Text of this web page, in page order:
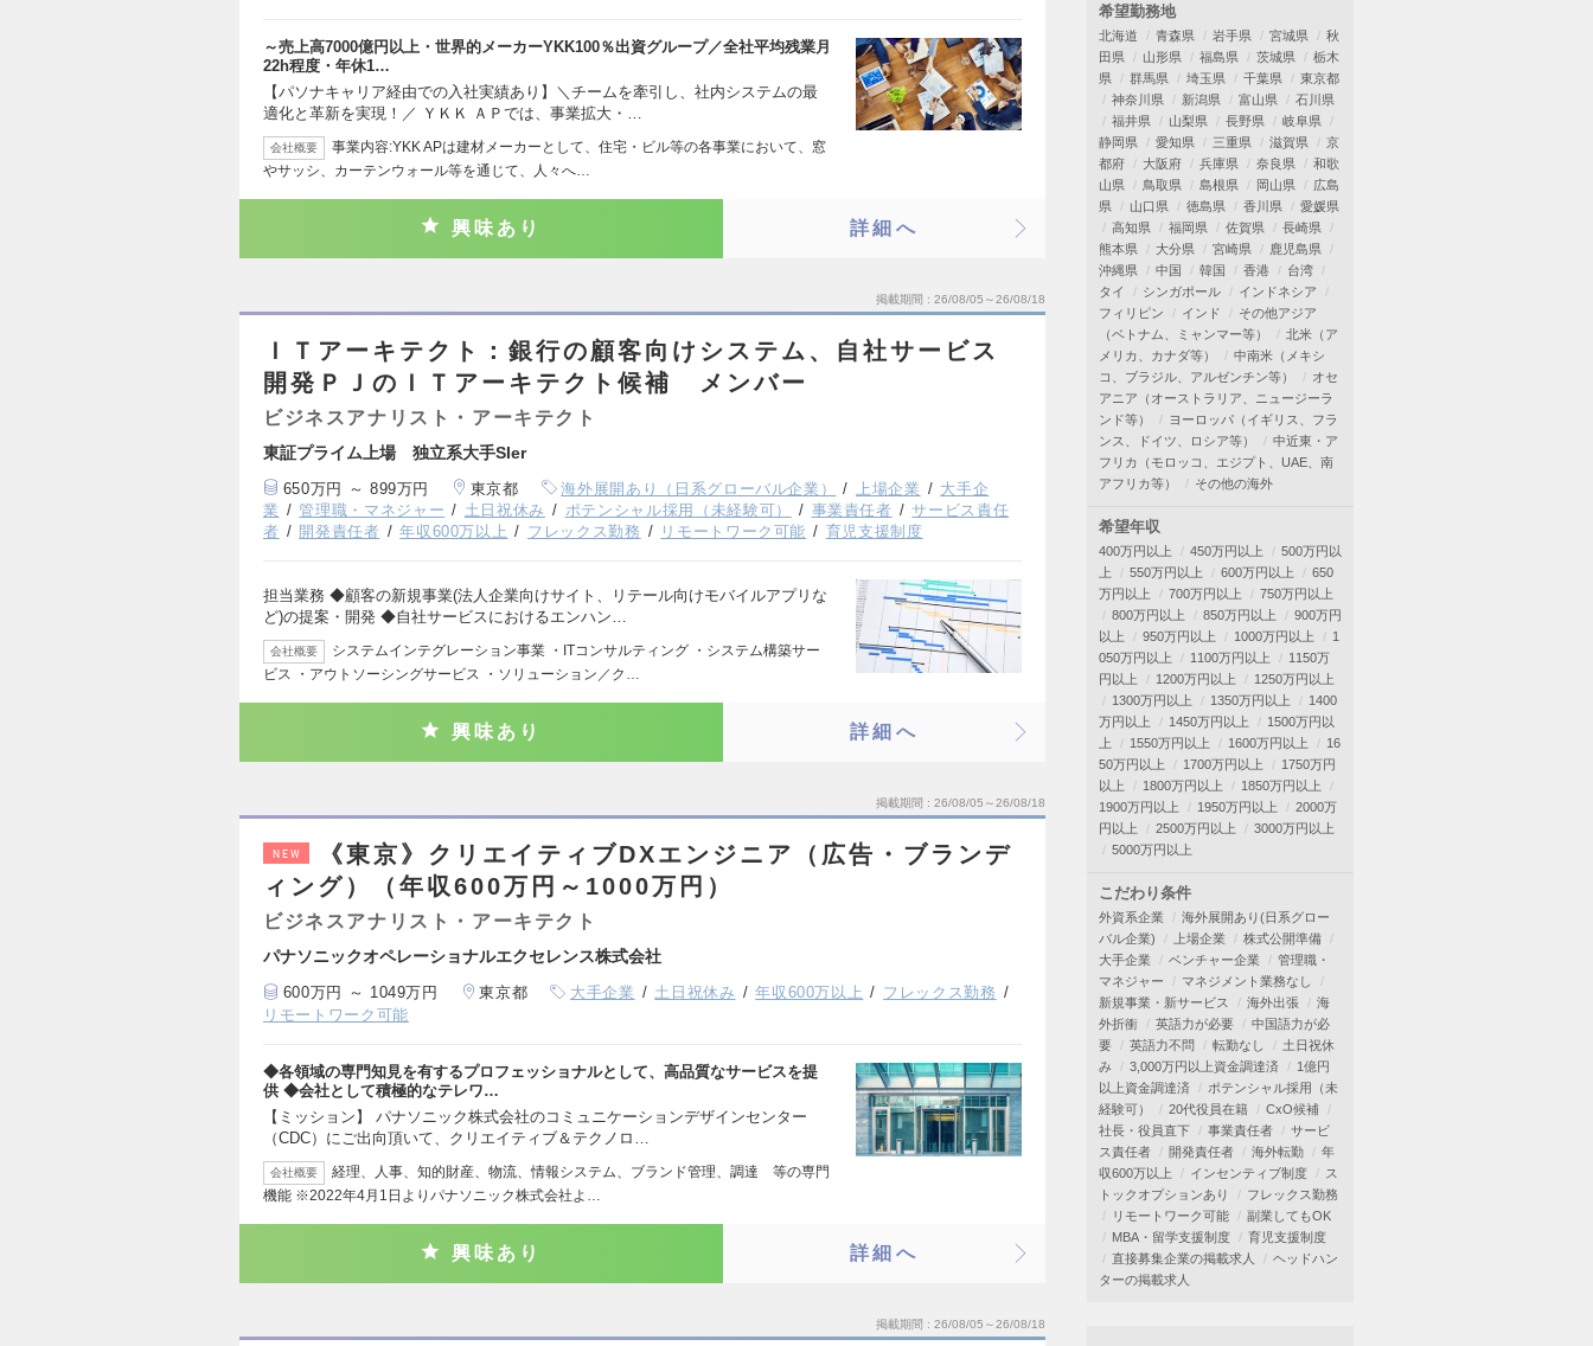
～売上高7000億円以上・世界的メーカーYKK100％出資グループ／全社平均残業月
22h程度・年休1…
【パソナキャリア経由での入社実績あり】＼チームを牽引し、社内システムの最
適化と革新を実現！／ ＹＫＫ ＡＰでは、事業拡大・…
会社概要
事業内容:YKK APは建材メーカーとして、住宅・ビル等の各事業において、窓
やサッシ、カーテンウォール等を通じて、人々へ…
興味あり 詳細へ
掲載期間 26/08/05～26/08/18
ＩＴアーキテクト：銀行の顧客向けシステム、自社サービス
開発ＰＪのＩＴアーキテクト候補 メンバー
ビジネスアナリスト・アーキテクト
東証プライム上場 独立系大手SIer
650万円 ～ 899万円 東京都 海外展開あり（日系グローバル企業） 上場企業
大手企
業
管理職・マネジャー 土日祝休み ポテンシャル採用（未経験可） 事業責任者
サービス責任
者
開発責任者 年収600万以上 フレックス勤務 リモートワーク可能 育児支援制度
担当業務 ◆顧客の新規事業(法人企業向けサイト、リテール向けモバイルアプリな
ど)の提案・開発 ◆自社サービスにおけるエンハン…
会社概要
システムインテグレーション事業 ・ITコンサルティング ・システム構築サー
ビス ・アウトソーシングサービス ・ソリューション／ク…
興味あり 詳細へ
掲載期間 26/08/05～26/08/18
NEW
《東京》クリエイティブDXエンジニア（広告・ブランデ
ィング）（年収600万円～1000万円）
ビジネスアナリスト・アーキテクト
パナソニックオペレーショナルエクセレンス株式会社
600万円 ～ 1049万円 東京都 大手企業 土日祝休み 年収600万以上
フレックス勤務
リモートワーク可能
◆各領域の専門知見を有するプロフェッショナルとして、高品質なサービスを提
供 ◆会社として積極的なテレワ…
【ミッション】 パナソニック株式会社のコミュニケーションデザインセンター
（CDC）にご出向頂いて、クリエイティブ＆テクノロ…
会社概要
経理、人事、知的財産、物流、情報システム、ブランド管理、調達 等の専門
機能 ※2022年4月1日よりパナソニック株式会社よ…
興味あり 詳細へ
掲載期間 26/08/05～26/08/18
希望勤務地
北海道 青森県 岩手県 宮城県
秋
田県
山形県 福島県 茨城県
栃木
県
群馬県 埼玉県 千葉県
東京都
神奈川県
新潟県 富山県
石川県
福井県
山梨県 長野県
岐阜県
静岡県
愛知県 三重県 滋賀県
京
都府
大阪府 兵庫県 奈良県
和歌
山県
鳥取県 島根県 岡山県
広島
県
山口県 徳島県 香川県
愛媛県
高知県
福岡県 佐賀県
長崎県
熊本県
大分県 宮崎県
鹿児島県
沖縄県
中国 韓国 香港
台湾
タイ
シンガポール
インドネシア
フィリピン
インド
その他アジア
（ベトナム、ミャンマー等）
北米（ア
メリカ、カナダ等）
中南米（メキシ
コ、ブラジル、アルゼンチン等）
オセ
アニア（オーストラリア、ニュージーラ
ンド等）
ヨーロッパ（イギリス、フラ
ンス、ドイツ、ロシア等）
中近東・ア
フリカ（モロッコ、エジプト、UAE、南
アフリカ等）
その他の海外
希望年収
400万円以上 450万円以上
500万円以
上
550万円以上 600万円以上
650
万円以上
700万円以上
750万円以上
800万円以上
850万円以上
900万円
以上
950万円以上 1000万円以上
1
050万円以上
1100万円以上
1150万
円以上
1200万円以上
1250万円以上
1300万円以上
1350万円以上
1400
万円以上
1450万円以上
1500万円以
上
1550万円以上 1600万円以上
16
50万円以上
1700万円以上
1750万円
以上
1800万円以上
1850万円以上
1900万円以上
1950万円以上
2000万
円以上
2500万円以上
3000万円以上
5000万円以上
こだわり条件
外資系企業
海外展開あり(日系グロー
バル企業)
上場企業
株式公開準備
大手企業
ベンチャー企業
管理職・
マネジャー
マネジメント業務なし
新規事業・新サービス
海外出張
海
外折衝
英語力が必要
中国語力が必
要
英語力不問 転勤なし
土日祝休
み
3,000万円以上資金調達済
1億円
以上資金調達済
ポテンシャル採用（未
経験可）
20代役員在籍
CxO候補
社長・役員直下
事業責任者
サービ
ス責任者
開発責任者 海外転勤
年
収600万以上
インセンティブ制度
ス
トックオプションあり
フレックス勤務
リモートワーク可能
副業してもOK
MBA・留学支援制度
育児支援制度
直接募集企業の掲載求人
ヘッドハン
ターの掲載求人